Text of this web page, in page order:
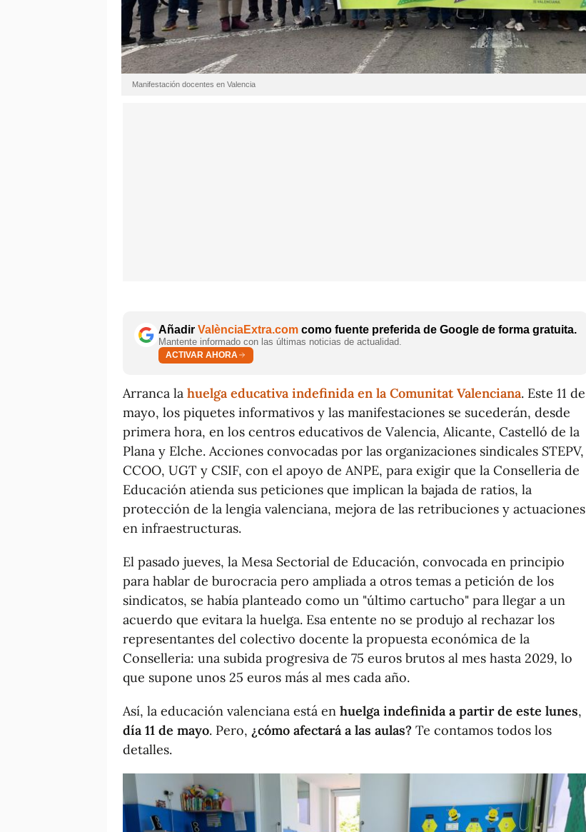
Manifestación docentes en Valencia
Añadir ValènciaExtra.com como fuente preferida de Google de forma gratuita.
Mantente informado con las últimas noticias de actualidad.
ACTIVAR AHORA
Arranca la huelga educativa indefinida en la Comunitat Valenciana. Este 11 de
mayo, los piquetes informativos y las manifestaciones se sucederán, desde
primera hora, en los centros educativos de Valencia, Alicante, Castelló de la
Plana y Elche. Acciones convocadas por las organizaciones sindicales STEPV,
CCOO, UGT y CSIF, con el apoyo de ANPE, para exigir que la Conselleria de
Educación atienda sus peticiones que implican la bajada de ratios, la
protección de la lengia valenciana, mejora de las retribuciones y actuaciones
en infraestructuras.
El pasado jueves, la Mesa Sectorial de Educación, convocada en principio
para hablar de burocracia pero ampliada a otros temas a petición de los
sindicatos, se había planteado como un "último cartucho" para llegar a un
acuerdo que evitara la huelga. Esa entente no se produjo al rechazar los
representantes del colectivo docente la propuesta económica de la
Conselleria: una subida progresiva de 75 euros brutos al mes hasta 2029, lo
que supone unos 25 euros más al mes cada año.
Así, la educación valenciana está en huelga indefinida a partir de este lunes,
día 11 de mayo. Pero, ¿cómo afectará a las aulas? Te contamos todos los
detalles.